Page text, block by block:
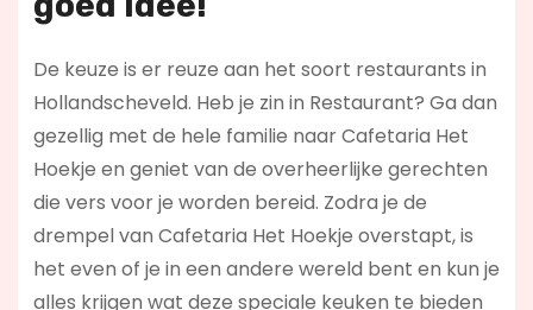
De keuze is er reuze aan het soort restaurants in
Hollandscheveld. Heb je zin in Restaurant? Ga dan
gezellig met de hele familie naar Cafetaria Het
Hoekje en geniet van de overheerlijke gerechten
die vers voor je worden bereid. Zodra je de
drempel van Cafetaria Het Hoekje overstapt, is
het even of je in een andere wereld bent en kun je
alles krijgen wat deze speciale keuken te bieden